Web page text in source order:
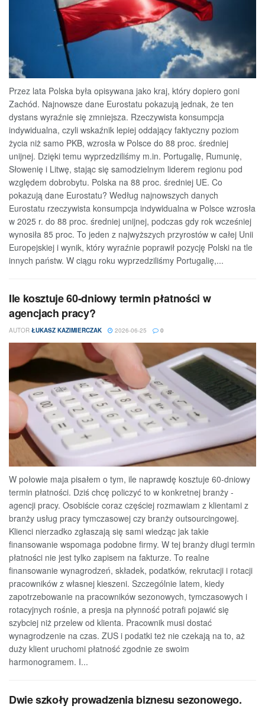
Przez lata Polska była opisywana jako kraj, który dopiero goni
Zachód. Najnowsze dane Eurostatu pokazują jednak, że ten
dystans wyraźnie się zmniejsza. Rzeczywista konsumpcja
indywidualna, czyli wskaźnik lepiej oddający faktyczny poziom
życia niż samo PKB, wzrosła w Polsce do 88 proc. średniej
unijnej. Dzięki temu wyprzedziliśmy m.in. Portugalię, Rumunię,
Słowenię i Litwę, stając się samodzielnym liderem regionu pod
względem dobrobytu. Polska na 88 proc. średniej UE. Co
pokazują dane Eurostatu? Według najnowszych danych
Eurostatu rzeczywista konsumpcja indywidualna w Polsce wzrosła
w 2025 r. do 88 proc. średniej unijnej, podczas gdy rok wcześniej
wynosiła 85 proc. To jeden z najwyższych przyrostów w całej Unii
Europejskiej i wynik, który wyraźnie poprawił pozycję Polski na tle
innych państw. W ciągu roku wyprzedziliśmy Portugalię,...
Ile kosztuje 60-dniowy termin płatności w
agencjach pracy?
AUTOR ŁUKASZ KAZIMIERCZAK 2026-06-25 0
W połowie maja pisałem o tym, ile naprawdę kosztuje 60-dniowy
termin płatności. Dziś chcę policzyć to w konkretnej branży -
agencji pracy. Osobiście coraz częściej rozmawiam z klientami z
branży usług pracy tymczasowej czy branży outsourcingowej.
Klienci nierzadko zgłaszają się sami wiedząc jak takie
finansowanie wspomaga podobne firmy. W tej branży długi termin
płatności nie jest tylko zapisem na fakturze. To realne
finansowanie wynagrodzeń, składek, podatków, rekrutacji i rotacji
pracowników z własnej kieszeni. Szczególnie latem, kiedy
zapotrzebowanie na pracowników sezonowych, tymczasowych i
rotacyjnych rośnie, a presja na płynność potrafi pojawić się
szybciej niż przelew od klienta. Pracownik musi dostać
wynagrodzenie na czas. ZUS i podatki też nie czekają na to, aż
duży klient uruchomi płatność zgodnie ze swoim
harmonogramem. I...
Dwie szkoły prowadzenia biznesu sezonowego.